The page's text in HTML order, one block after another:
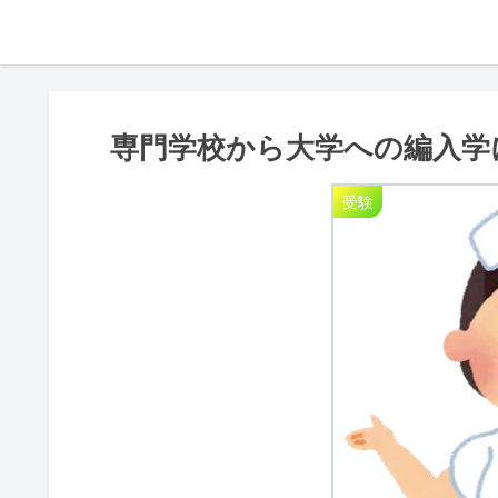
専門学校から大学への編入
受験